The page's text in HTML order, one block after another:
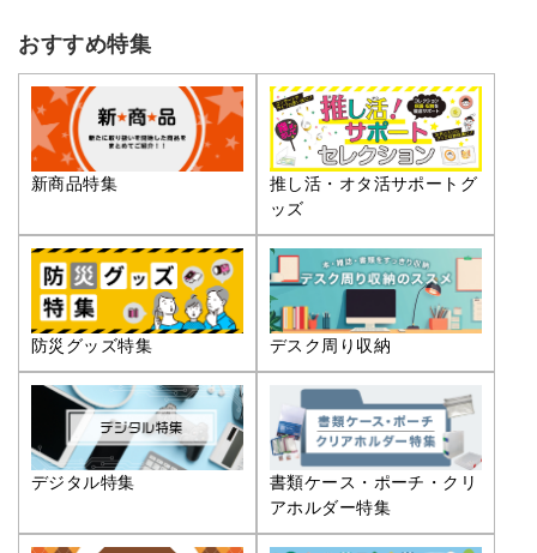
おすすめ特集
新商品特集
推し活・オタ活サポートグ
ッズ
防災グッズ特集 デスク周り収納
デジタル特集
書類ケース・ポーチ・クリ
アホルダー特集